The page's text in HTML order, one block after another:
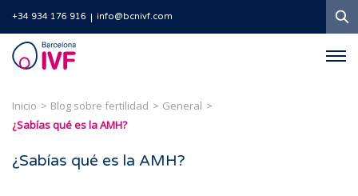
+34 934 176 916 info@bcnivf.com
Barcelona
IVF
Inicio Blog sobre fertilidad
General
¿Sabías qué es la AMH?
¿Sabías qué es la AMH?